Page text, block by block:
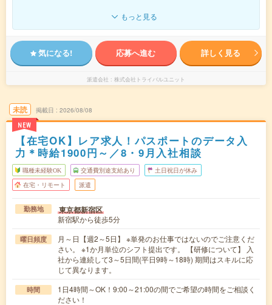
もっと見る
気になる! 応募へ進む 詳しく見る
派遣会社 株式会社トライバルユニット
未読
NEW
掲載日 2026/08/08
【在宅OK】レア求人！パスポートのデータ入
力＊時給1900円～／8・9月入社相談
職種未経験OK 交通費別途支給あり 土日祝日が休み
在宅・リモート 派遣
勤務地 東京都新宿区
新宿駅から徒歩5分
曜日頻度
月～日【週2～5日】 ※単発のお仕事ではないのでご注意くだ
さい。 ※1か月単位のシフト提出です。 【研修について】 入
社から連続して3～5日間(平日9時～18時) 期間はスキルに応
じて異なります。
時間
1日4時間～OK！9:00～21:00の間でご希望の時間をご相談く
ださい！